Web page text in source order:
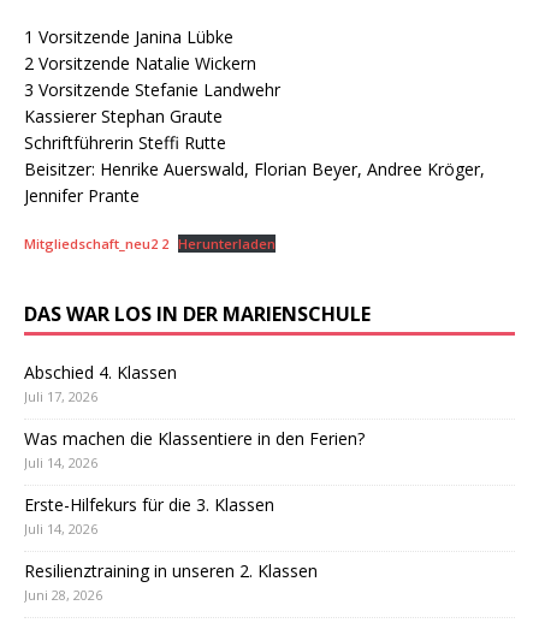
1 Vorsitzende Janina Lübke
2 Vorsitzende Natalie Wickern
3 Vorsitzende Stefanie Landwehr
Kassierer Stephan Graute
Schriftführerin Steffi Rutte
Beisitzer: Henrike Auerswald, Florian Beyer, Andree Kröger,
Jennifer Prante
Mitgliedschaft_neu2 2 Herunterladen
DAS WAR LOS IN DER MARIENSCHULE
Abschied 4. Klassen
Juli 17, 2026
Was machen die Klassentiere in den Ferien?
Juli 14, 2026
Erste-Hilfekurs für die 3. Klassen
Juli 14, 2026
Resilienztraining in unseren 2. Klassen
Juni 28, 2026